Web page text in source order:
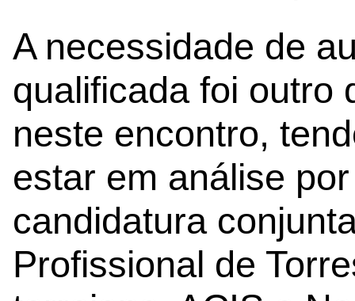
A necessidade de
qualificada foi outro
neste encontro,
estar em análise
candidatura
Profissional de